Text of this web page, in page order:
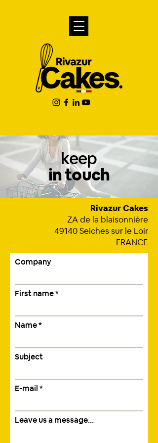
keep
in touch
Rivazur Cakes
ZA de la blaisonnière
49140 Seiches sur le Loir
FRANCE
Company
First name
Name
Subject
E-mail
Leave us a message...